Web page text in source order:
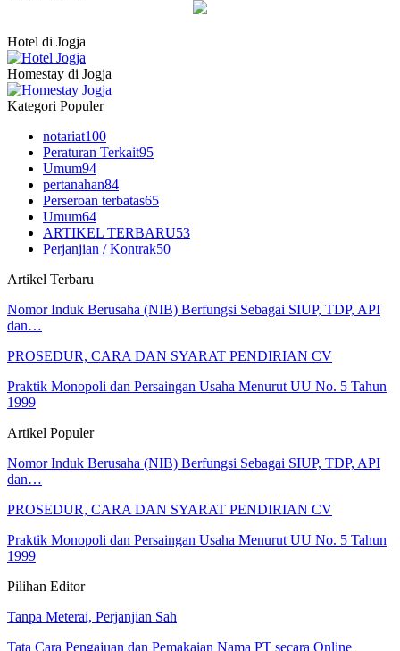
Hotel di Jogja
Homestay di Jogja
Kategori Populer
notariat100
Peraturan Terkait95
Umum94
pertanahan84
Perseroan terbatas65
Umum64
ARTIKEL TERBARU53
Perjanjian / Kontrak50
Artikel Terbaru
Nomor Induk Berusaha (NIB) Berfungsi Sebagai SIUP, TDP, API
dan…
PROSEDUR, CARA DAN SYARAT PENDIRIAN CV
Praktik Monopoli dan Persaingan Usaha Menurut UU No. 5 Tahun
1999
Artikel Populer
Nomor Induk Berusaha (NIB) Berfungsi Sebagai SIUP, TDP, API
dan…
PROSEDUR, CARA DAN SYARAT PENDIRIAN CV
Praktik Monopoli dan Persaingan Usaha Menurut UU No. 5 Tahun
1999
Pilihan Editor
Tanpa Meterai, Perjanjian Sah
Tata Cara Pengajuan dan Pemakaian Nama PT secara Online